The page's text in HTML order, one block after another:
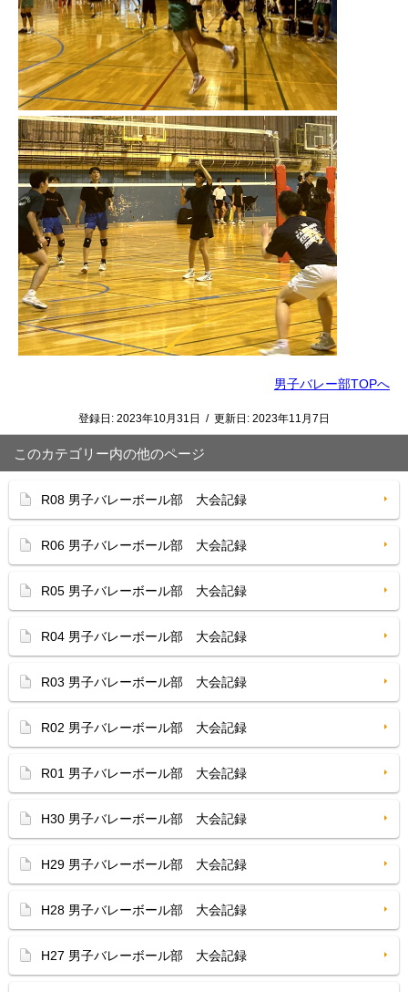
男子バレー部TOPへ
登録日: 2023年10月31日 / 更新日: 2023年11月7日
このカテゴリー内の他のページ
R08 男子バレーボール部 大会記録
R06 男子バレーボール部 大会記録
R05 男子バレーボール部 大会記録
R04 男子バレーボール部 大会記録
R03 男子バレーボール部 大会記録
R02 男子バレーボール部 大会記録
R01 男子バレーボール部 大会記録
H30 男子バレーボール部 大会記録
H29 男子バレーボール部 大会記録
H28 男子バレーボール部 大会記録
H27 男子バレーボール部 大会記録